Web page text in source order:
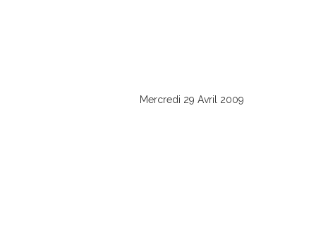
Mercredi 29 Avril 2009